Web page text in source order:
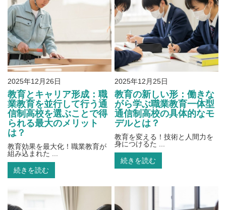
2025年12月26日
教育とキャリア形成：職
業教育を並行して行う通
信制高校を選ぶことで得
られる最大のメリット
は？
教育効果を最大化！職業教育が
組み込まれた ...
続きを読む
2025年12月25日
教育の新しい形：働きな
がら学ぶ職業教育一体型
通信制高校の具体的なモ
デルとは？
教育を変える！技術と人間力を
身につけるた ...
続きを読む